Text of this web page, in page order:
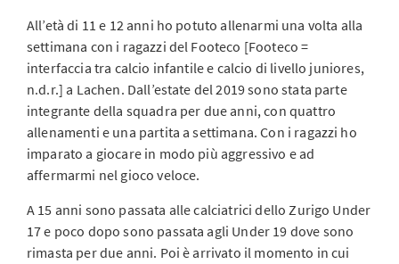
All’età di 11 e 12 anni ho potuto allenarmi una volta alla
settimana con i ragazzi del Footeco [Footeco =
interfaccia tra calcio infantile e calcio di livello juniores,
n.d.r.] a Lachen. Dall’estate del 2019 sono stata parte
integrante della squadra per due anni, con quattro
allenamenti e una partita a settimana. Con i ragazzi ho
imparato a giocare in modo più aggressivo e ad
affermarmi nel gioco veloce.
A 15 anni sono passata alle calciatrici dello Zurigo Under
17 e poco dopo sono passata agli Under 19 dove sono
rimasta per due anni. Poi è arrivato il momento in cui